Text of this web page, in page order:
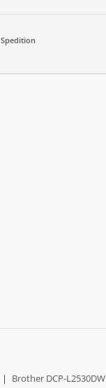
Spedition
| Brother DCP-L2530DW